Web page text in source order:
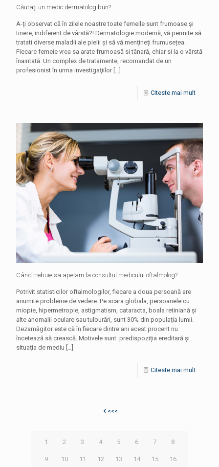
Căutați un medic dermatolog bun?
A-ți observat că în zilele noastre toate femeile sunt frumoase și
tinere, indiferent de vârstă?! Dermatologie modernă, vă permite să
tratati diverse maladii ale pielii și să vă mențineți frumusețea.
Fiecare femeie vrea sa arate frumoasă si tânară, chiar si la o vârstă
înaintată. Un complex de tratamente, recomandat de un
profesionist în urma investigaţiilor[…]
Citeste mai mult
Când trebuie sa apelam la consultul medicului oftalmolog?
Potrivit statisticilor oftalmologilor, fiecare a doua persoană are
anumite probleme de vedere. Pe scara globala, persoanele cu
miopie, hipermetropie, astigmatism, cataracta, boala retiniană și
alte anomalii oculare sau tulburări, sunt 30% din populația lumii.
Dezamăgitor este că în fiecare dintre ani acest procent nu
încetează să crească. Motivele sunt: predispoziția ereditară și
situația de mediu […]
Citeste mai mult
<<<
1 2 3 4 5 6 7 8
9 10 11 12 13 14 15 16